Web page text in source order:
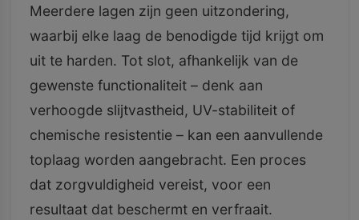
Meerdere lagen zijn geen uitzondering,
waarbij elke laag de benodigde tijd krijgt om
uit te harden. Tot slot, afhankelijk van de
gewenste functionaliteit – denk aan
verhoogde slijtvastheid, UV-stabiliteit of
chemische resistentie – kan een aanvullende
toplaag worden aangebracht. Een proces
dat zorgvuldigheid vereist, voor een
resultaat dat beschermt en verfraait.